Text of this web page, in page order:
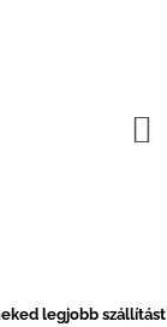
legjobb szállítást